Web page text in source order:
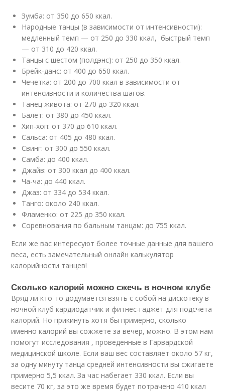
Зумба: от 350 до 650 ккал.
Народные танцы (в зависимости от интенсивности):
медленный темп — от 250 до 330 ккал, быстрый темп
— от 310 до 420 ккал.
Танцы с шестом (полдэнс): от 250 до 350 ккал.
Брейк-данс: от 400 до 650 ккал.
Чечетка: от 200 до 700 ккал в зависимости от
интенсивности и количества шагов.
Танец живота: от 270 до 320 ккал.
Балет: от 380 до 450 ккал.
Хип-хоп: от 370 до 610 ккал.
Сальса: от 405 до 480 ккал.
Свинг: от 300 до 550 ккал.
Самба: до 400 ккал.
Джайв: от 300 ккал до 400 ккал.
Ча-ча: до 440 ккал.
Джаз: от 334 до 534 ккал.
Танго: около 240 ккал.
Фламенко: от 225 до 350 ккал.
Соревнования по бальным танцам: до 755 ккал.
Если же вас интересуют более точные данные для вашего
веса, есть замечательный онлайн калькулятор
калорийности танцев!
Сколько калорий можно сжечь в ночном клубе
Вряд ли кто-то додумается взять с собой на дискотеку в
ночной клуб кардиодатчик и фитнес-гаджет для подсчета
калорий. Но прикинуть хотя бы примерно, сколько
именно калорий вы сожжете за вечер, можно. В этом нам
помогут исследования , проведенные в Гарвардской
медицинской школе. Если ваш вес составляет около 57 кг,
за одну минуту танца средней интенсивности вы сжигаете
примерно 5,5 ккал. За час набегает 330 ккал. Если вы
весите 70 кг, за это же время будет потрачено 410 ккал